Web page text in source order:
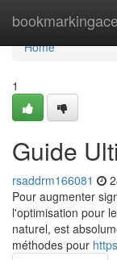
bookmarkingace
Home
Home
1
Guide
rsaddrm166081
Pour augmenter
l'optimisation pour
naturel, est
méthodes pour